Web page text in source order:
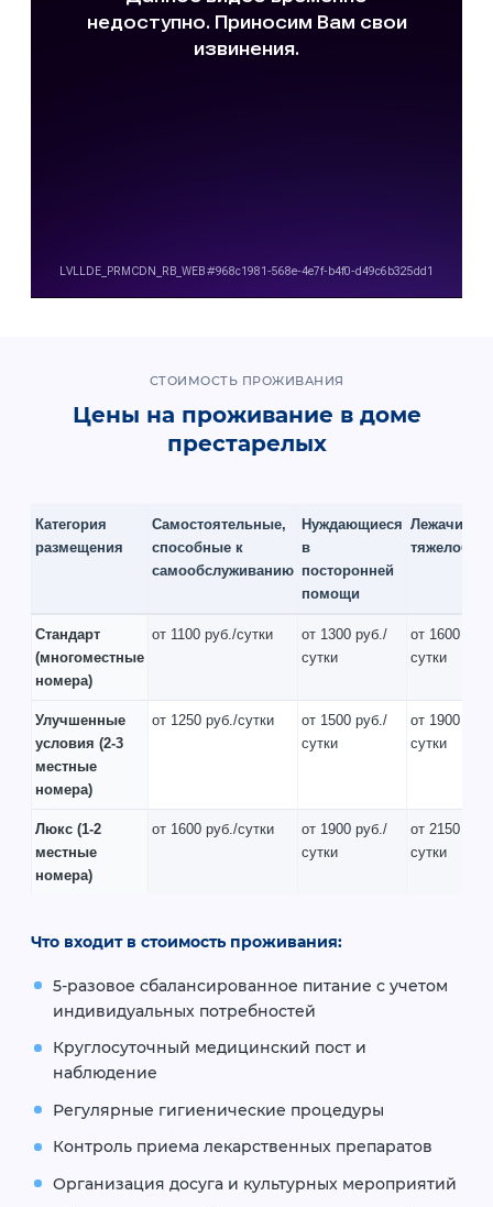
СТОИМОСТЬ ПРОЖИВАНИЯ
Цены на проживание в доме
престарелых
Категория
размещения
Самостоятельные,
способные к
самообслуживанию
Нуждающиеся
в
посторонней
помощи
Лежачие и
Стандарт
(многоместные
номера)
от 1100 руб./сутки
от 1300 руб./
сутки
от 1600
сутки
Улучшенные
условия (2-3
местные
номера)
от 1250 руб./сутки
от 1500 руб./
сутки
от 1900
сутки
Люкс (1-2
местные
номера)
от 1600 руб./сутки
от 1900 руб./
сутки
от 2150
сутки
Что входит в стоимость проживания:
5-разовое сбалансированное питание с учетом
индивидуальных потребностей
Круглосуточный медицинский пост и
наблюдение
Регулярные гигиенические процедуры
Контроль приема лекарственных препаратов
Организация досуга и культурных мероприятий